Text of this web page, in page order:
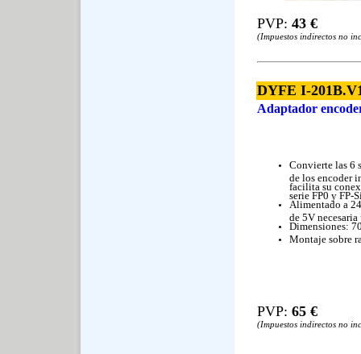
PVP: 43 €
(Impuestos indirectos no
DYFE I-
Adaptador
Convierte las 6
de los encoder
facilita su
serie FP0 y FP-
Alimentado a
de 5V
Dimensiones:
Montaje sobre
PVP: 65€
(Impuestos indirectos no